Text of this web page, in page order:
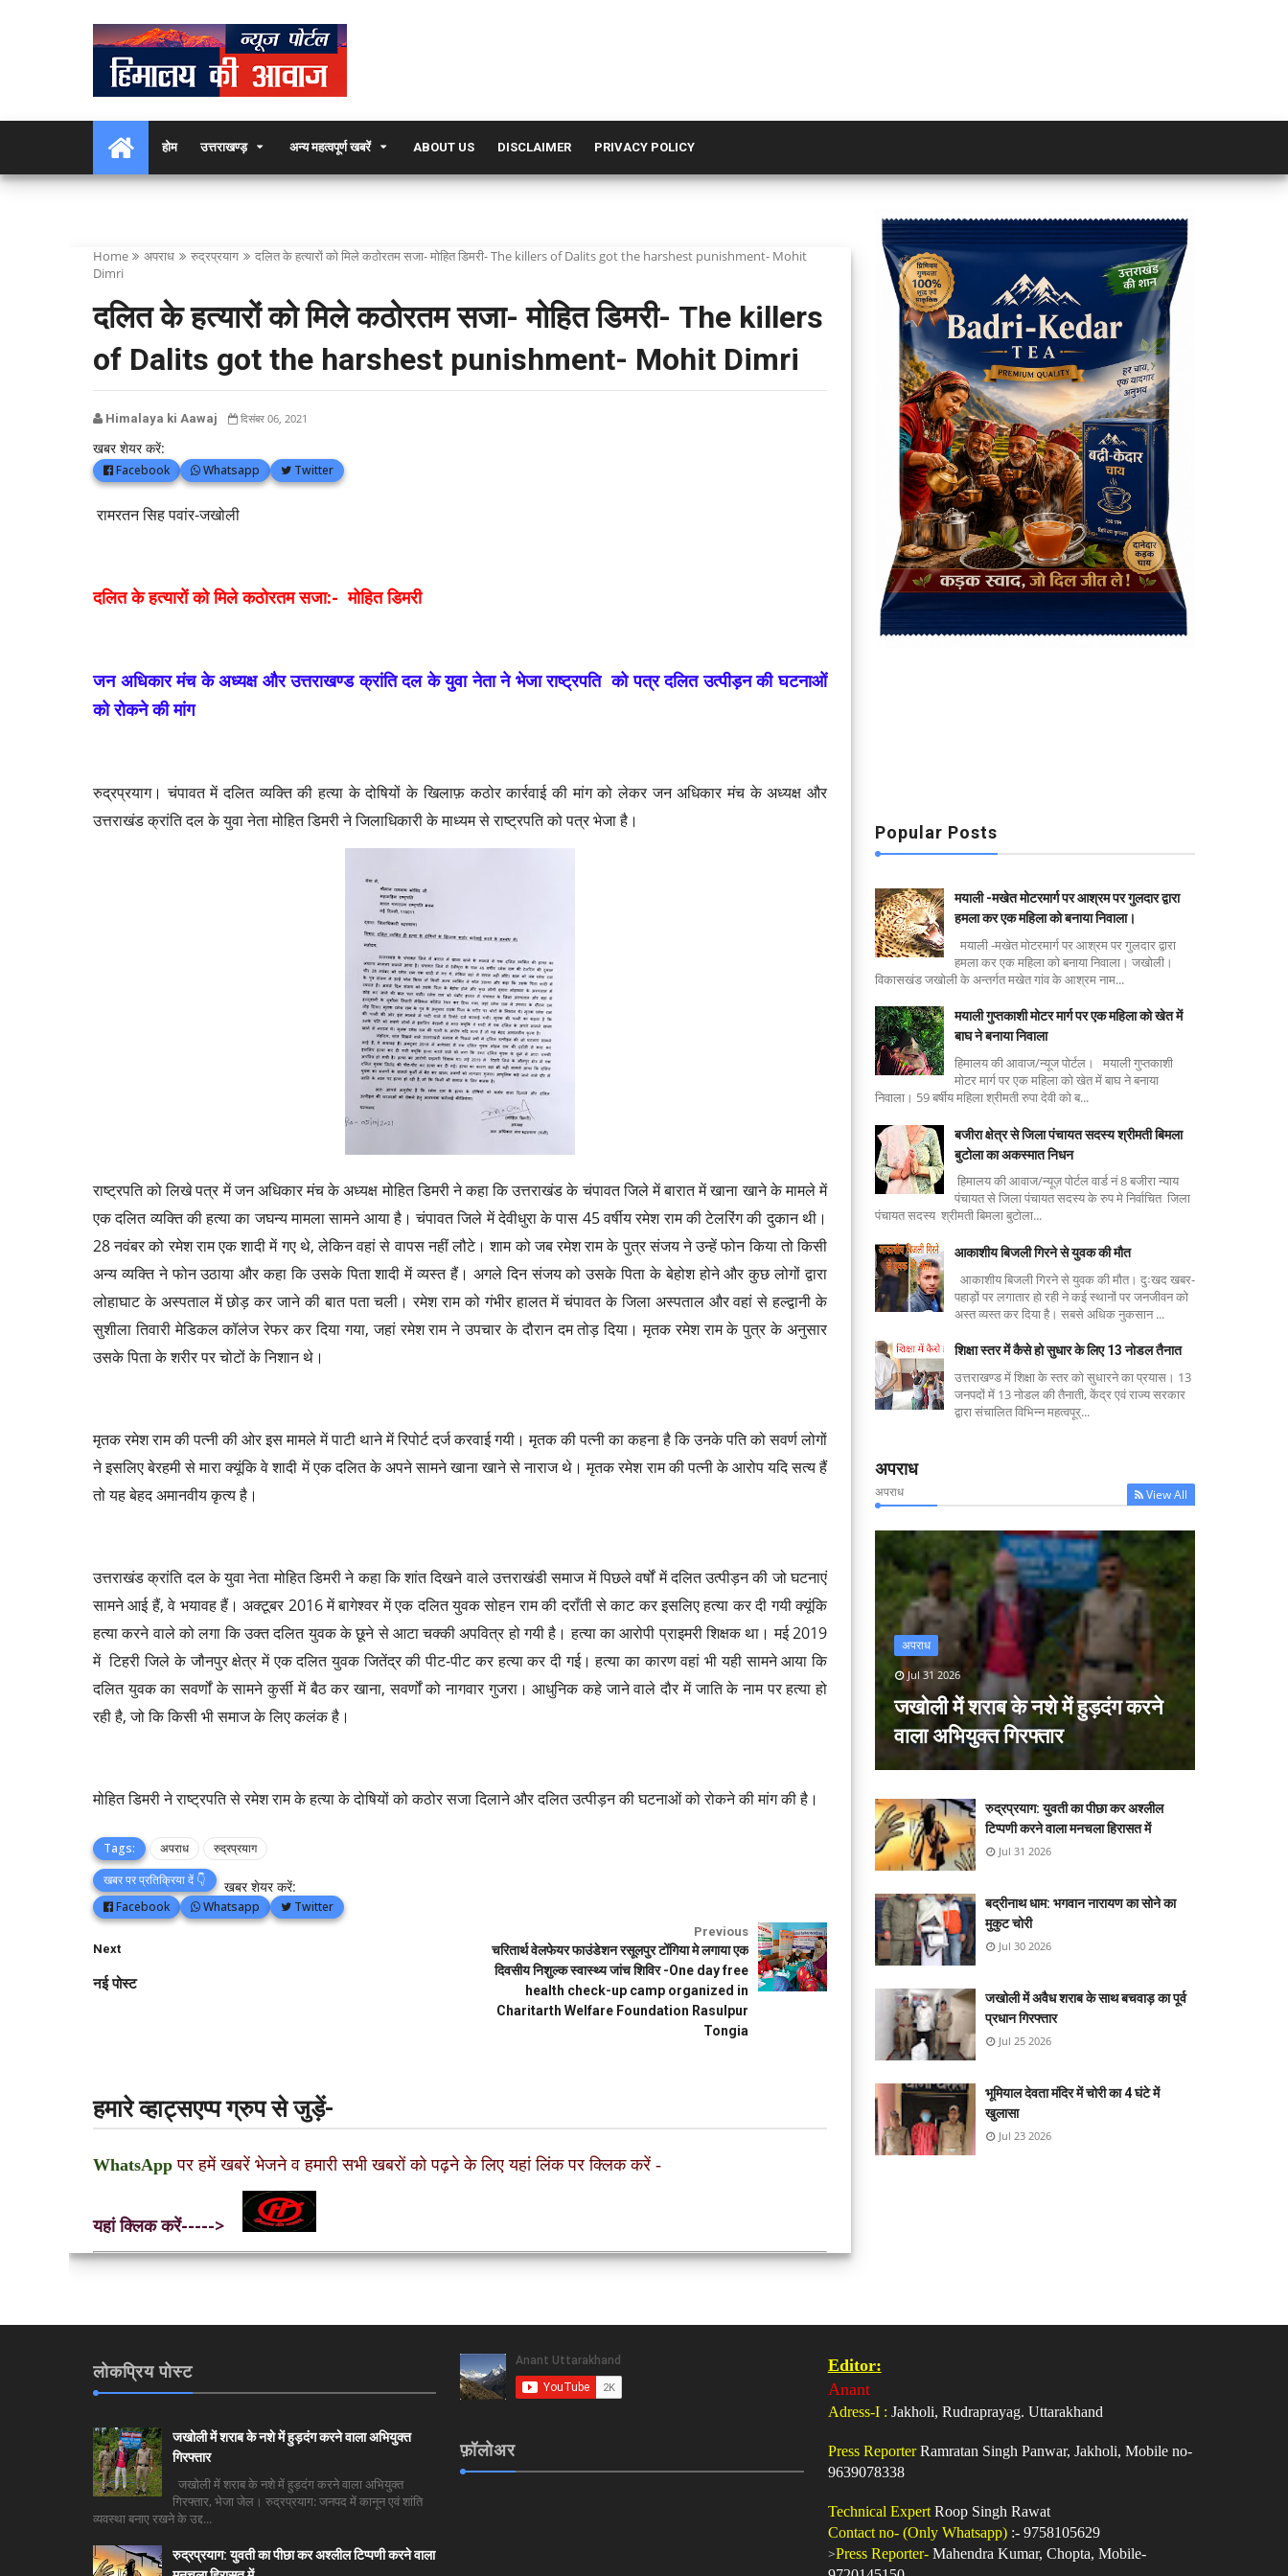
होम उत्तराखण्ड़ अन्य महत्वपूर्ण खबरें ABOUT US DISCLAIMER PRIVACY POLICY
Home अपराध रुद्रप्रयाग
दलित के हत्यारों को मिले कठोरतम सजा- मोहित डिमरी- The killers of Dalits got the harshest punishment- Mohit
Dimri
दलित के हत्यारों को मिले कठोरतम सजा- मोहित डिमरी- The killers
of Dalits got the harshest punishment- Mohit Dimri
Himalaya ki Aawaj दिसंबर 06, 2021
खबर शेयर करें:
Facebook Whatsapp Twitter
रामरतन सिह पवांर-जखोली
दलित के हत्यारों को मिले कठोरतम सजा:- मोहित डिमरी
जन अधिकार मंच के अध्यक्ष और उत्तराखण्ड क्रांति दल के युवा नेता ने भेजा राष्ट्रपति को पत्रदलित उत्पीड़न की घटनाओं
को रोकने की मांग
रुद्रप्रयाग। चंपावत में दलित व्यक्ति की हत्या के दोषियों के खिलाफ़ कठोर कार्रवाई की मांग को लेकर जन अधिकार मंच के अध्यक्ष और
उत्तराखंड क्रांति दल के युवा नेता मोहित डिमरी ने जिलाधिकारी के माध्यम से राष्ट्रपति को पत्र भेजा है।
राष्ट्रपति को लिखे पत्र में जन अधिकार मंच के अध्यक्ष मोहित डिमरी ने कहा कि उत्तराखंड के चंपावत जिले में बारात में खाना खाने के मामले में
एक दलित व्यक्ति की हत्या का जघन्य मामला सामने आया है। चंपावत जिले में देवीधुरा के पास 45 वर्षीय रमेश राम की टेलरिंग की दुकान थी।
28 नवंबर को रमेश राम एक शादी में गए थे, लेकिन वहां से वापस नहीं लौटे। शाम को जब रमेश राम के पुत्र संजय ने उन्हें फोन किया तो किसी
अन्य व्यक्ति ने फोन उठाया और कहा कि उसके पिता शादी में व्यस्त हैं। अगले दिन संजय को उसके पिता के बेहोश होने और कुछ लोगों द्वारा
लोहाघाट के अस्पताल में छोड़ कर जाने की बात पता चली। रमेश राम को गंभीर हालत में चंपावत के जिला अस्पताल और वहां से हल्द्वानी के
सुशीला तिवारी मेडिकल कॉलेज रेफर कर दिया गया, जहां रमेश राम ने उपचार के दौरान दम तोड़ दिया। मृतक रमेश राम के पुत्र के अनुसार
उसके पिता के शरीर पर चोटों के निशान थे।
मृतक रमेश राम की पत्नी की ओर इस मामले में पाटी थाने में रिपोर्ट दर्ज करवाई गयी। मृतक की पत्नी का कहना है कि उनके पति को सवर्ण लोगों
ने इसलिए बेरहमी से मारा क्यूंकि वे शादी में एक दलित के अपने सामने खाना खाने से नाराज थे। मृतक रमेश राम की पत्नी के आरोप यदि सत्य हैं
तो यह बेहद अमानवीय कृत्य है।
उत्तराखंड क्रांति दल के युवा नेता मोहित डिमरी ने कहा कि शांत दिखने वाले उत्तराखंडी समाज में पिछले वर्षों में दलित उत्पीड़न की जो घटनाएं
सामने आई हैं, वे भयावह हैं। अक्टूबर 2016 में बागेश्वर में एक दलित युवक सोहन राम की दराँती से काट कर इसलिए हत्या कर दी गयी क्यूंकि
हत्या करने वाले को लगा कि उक्त दलित युवक के छूने से आटा चक्की अपवित्र हो गयी है। हत्या का आरोपी प्राइमरी शिक्षक था। मई 2019
में टिहरी जिले के जौनपुर क्षेत्र में एक दलित युवक जितेंद्र की पीट-पीट कर हत्या कर दी गई। हत्या का कारण वहां भी यही सामने आया कि
दलित युवक का सवर्णों के सामने कुर्सी में बैठ कर खाना, सवर्णों को नागवार गुजरा। आधुनिक कहे जाने वाले दौर में जाति के नाम पर हत्या हो
रही है, जो कि किसी भी समाज के लिए कलंक है।
मोहित डिमरी ने राष्ट्रपति से रमेश राम के हत्या के दोषियों को कठोर सजा दिलाने और दलित उत्पीड़न की घटनाओं को रोकने की मांग की है।
Tags: अपराध
रुद्रप्रयाग
खबर पर प्रतिक्रिया दें 👇
खबर शेयर करें:
Facebook Whatsapp Twitter
Next
नई पोस्ट
Previous
चरितार्थ वेलफेयर फाउंडेशन रसूलपुर टोंगिया मे लगाया एक
दिवसीय निशुल्क स्वास्थ्य जांच शिविर -One day free
health check-up camp organized in
Charitarth Welfare Foundation Rasulpur
Tongia
हमारे व्हाट्सएप्प ग्रुप से जुड़ें-
WhatsApp पर हमें खबरें भेजने व हमारी सभी खबरों को पढ़ने के लिए यहां लिंक पर क्लिक करें -
यहां क्लिक करें----->
Popular Posts
मयाली -मखेत मोटरमार्ग पर आश्रम पर गुलदार द्वारा
हमला कर एक महिला को बनाया निवाला।
मयाली -मखेत मोटरमार्ग पर आश्रम पर गुलदार द्वारा
हमला कर एक महिला को बनाया निवाला। जखोली।
विकासखंड जखोली के अन्तर्गत मखेत गांव के आश्रम नाम...
मयाली गुप्तकाशी मोटर मार्ग पर एक महिला को खेत में
बाघ ने बनाया निवाला
हिमालय की आवाज/न्यूज पोर्टल। मयाली गुप्तकाशी
मोटर मार्ग पर एक महिला को खेत में बाघ ने बनाया
निवाला। 59 बर्षीय महिला श्रीमती रुपा देवी को ब...
बजीरा क्षेत्र से जिला पंचायत सदस्य श्रीमती बिमला
बुटोला का अकस्मात निधन
हिमालय की आवाज/न्यूज़ पोर्टल वार्ड नं 8 बजीरा न्याय
पंचायत से जिला पंचायत सदस्य के रुप मे निर्वाचित जिला
पंचायत सदस्य श्रीमती बिमला बुटोला...
आकाशीय बिजली गिरने से युवक की मौत
आकाशीय बिजली गिरने से युवक की मौत। दुःखद खबर-
पहाड़ों पर लगातार हो रही ने कई स्थानों पर जनजीवन को
अस्त व्यस्त कर दिया है। सबसे अधिक नुकसान ...
शिक्षा स्तर में कैसे हो सुधार के लिए 13 नोडल तैनात
उत्तराखण्ड में शिक्षा के स्तर को सुधारने का प्रयास। 13
जनपदों में 13 नोडल की तैनाती, केंद्र एवं राज्य सरकार
द्वारा संचालित विभिन्न महत्वपूर्...
अपराध
अपराध View All
अपराध
Jul 31 2026
जखोली में शराब के नशे में हुड़दंग करने
वाला अभियुक्त गिरफ्तार
रुद्रप्रयाग: युवती का पीछा कर अश्लील
टिप्पणी करने वाला मनचला हिरासत में
Jul 31 2026
बद्रीनाथ धाम: भगवान नारायण का सोने का
मुकुट चोरी
Jul 30 2026
जखोली में अवैध शराब के साथ बचवाड़ का पूर्व
प्रधान गिरफ्तार
Jul 25 2026
भूमियाल देवता मंदिर में चोरी का 4 घंटे में
खुलासा
Jul 23 2026
लोकप्रिय पोस्ट
जखोली में शराब के नशे में हुड़दंग करने वाला अभियुक्त
गिरफ्तार
जखोली में शराब के नशे में हुड़दंग करने वाला अभियुक्त
गिरफ्तार, भेजा जेल। रुद्रप्रयाग: जनपद में कानून एवं शांति
व्यवस्था बनाए रखने के उद्द...
रुद्रप्रयाग: युवती का पीछा कर अश्लील टिप्पणी करने वाला
फ़ॉलोअर
Editor:
Anant
Adress-I : Jakholi, Rudraprayag. Uttarakhand
Press ReporterRamratan Singh Panwar, Jakholi, Mobile no-
9639078338
Technical ExpertRoop Singh Rawat
Contact no- (Only Whatsapp) :- 9758105629
>Press Reporter-Mahendra Kumar, Chopta, Mobile-